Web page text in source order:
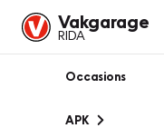
Vakgarage
RIDA
Occasions
APK